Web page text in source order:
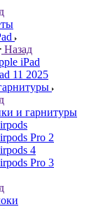
Назад
iPad
11 2025
и гарнитуры
Pro 2
4
Pro 3